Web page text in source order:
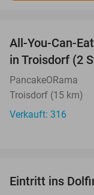
All-You-Can-
in Troisdorf (2
PancakeORama
Troisdorf (15 km)
Verkauft: 316
Eintritt ins